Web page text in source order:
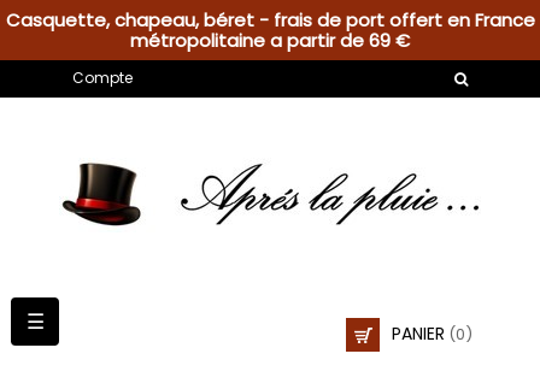
Casquette, chapeau, béret - frais de port offert en France
métropolitaine a partir de 69 €
Compte
PANIER (0)
Basculer
la
☰